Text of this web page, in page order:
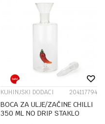
KUHINJSKI DODACI 204117794
BOCA ZA ULJE/ZAČINE CHILLI
350 ML NO DRIP STAKLO